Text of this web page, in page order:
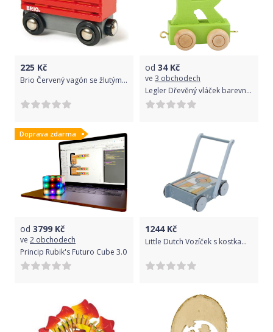
225 Kč
Brio Červený vagón se žlutým nákladem
od 34Kč
ve 3 obchodech
Legler Dřevěný vláček barevná abeceda - písmeno Varianta: R
Doprava zdarma
od 3799 Kč
ve 2 obchodech
Princip Rubik's Futuro Cube 3.0
1244Kč
Little Dutch Vozíček s kostkami blue- New